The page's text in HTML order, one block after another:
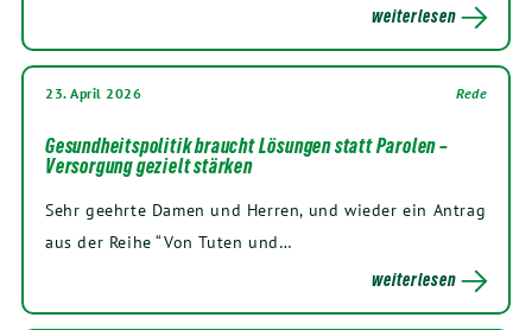
weiterlesen
23. April 2026 Rede
Gesundheitspolitik braucht Lösungen statt Parolen –
Versorgung gezielt stärken
Sehr geehrte Damen und Herren, und wieder ein Antrag
aus der Reihe “Von Tuten und…
weiterlesen